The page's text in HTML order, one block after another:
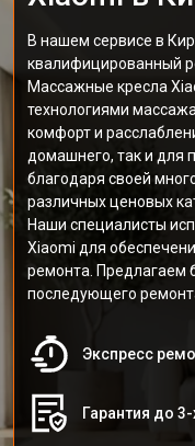
В нашем сервисе в
квалифицированный
Массажные кресла
технологиями
комфорт и
домашнего, так и для
благодаря своей
различных ценовых
Наши специалисты
Xiaomi для
ремонта. Предлагаем
последующего
Экспресс
Гарантия до